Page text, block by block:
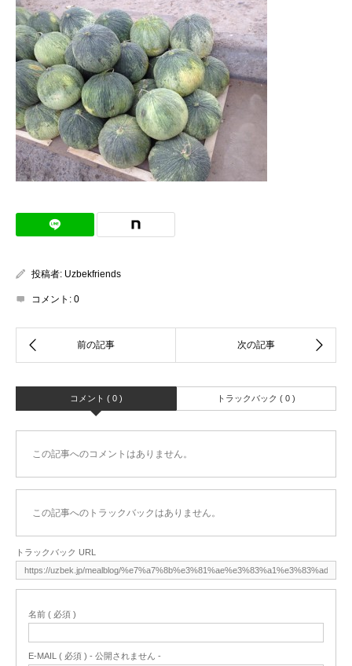
投稿者: Uzbekfriends
コメント: 0
コメント ( 0 ) トラックバック ( 0 )
この記事へのコメントはありません。
この記事へのトラックバックはありません。
トラックバック URL
名前 ( 必須 )
E-MAIL ( 必須 ) - 公開されません -